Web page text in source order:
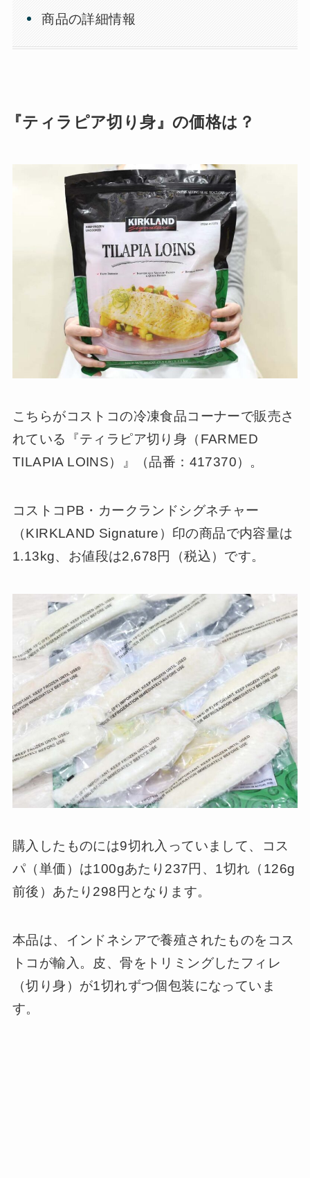
商品の詳細情報
『ティラピア切り身』の価格は？
こちらがコストコの冷凍食品コーナーで販売さ
れている『ティラピア切り身（FARMED
TILAPIA LOINS）』（品番：417370）。
コストコPB・カークランドシグネチャー
（KIRKLAND Signature）印の商品で内容量は
1.13kg、お値段は2,678円（税込）です。
購入したものには9切れ入っていまして、コス
パ（単価）は100gあたり237円、1切れ（126g
前後）あたり298円となります。
本品は、インドネシアで養殖されたものをコス
トコが輸入。皮、骨をトリミングしたフィレ
（切り身）が1切れずつ個包装になっていま
す。